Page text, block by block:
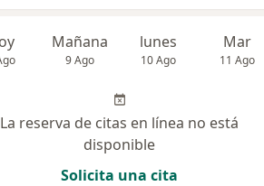
Mañana
9 Ago
lunes
10 Ago
Mar
11 Ago
La reserva de citas en línea no está
disponible
Solicita una cita